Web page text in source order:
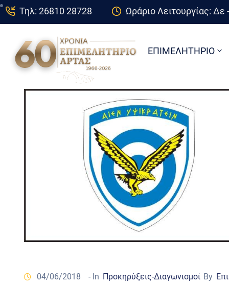
Τηλ: 26810 28728 Ωράριο Λειτουργίας:
ΕΠΙΜΕΛΗΤΗΡΙΟ
04/06/2018 - In Προκηρύξεις-Διαγωνισμοί By